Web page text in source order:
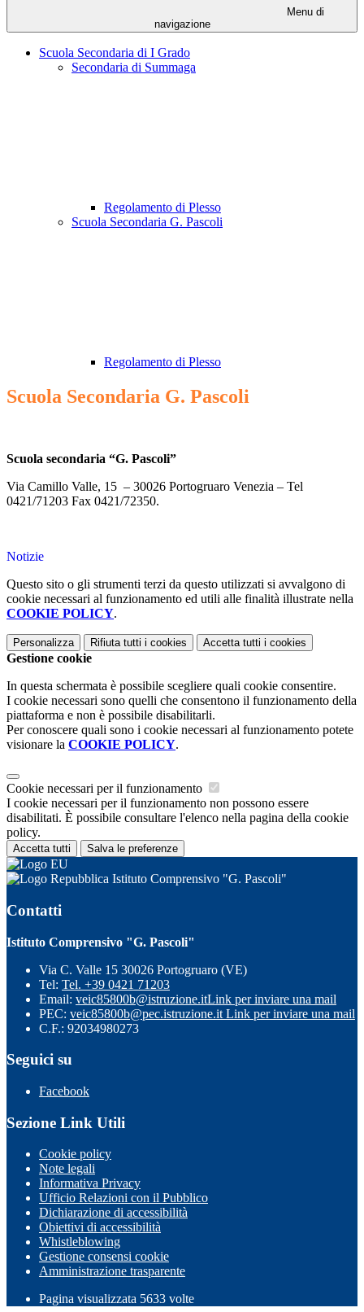
Menu di
navigazione
Scuola Secondaria di I Grado
Secondaria di Summaga
Regolamento di Plesso
Scuola Secondaria G. Pascoli
Regolamento di Plesso
Scuola Secondaria G. Pascoli
Scuola secondaria “G. Pascoli”
Via Camillo Valle, 15 – 30026 Portogruaro Venezia – Tel
0421/71203 Fax 0421/72350.
Notizie
Questo sito o gli strumenti terzi da questo utilizzati si avvalgono di
cookie necessari al funzionamento ed utili alle finalità illustrate nella
COOKIE POLICY.
Personalizza Rifiuta tutti i cookies Accetta tutti i cookies
Gestione cookie
In questa schermata è possibile scegliere quali cookie consentire.
I cookie necessari sono quelli che consentono il funzionamento della
piattaforma e non è possibile disabilitarli.
Per conoscere quali sono i cookie necessari al funzionamento potete
visionare la COOKIE POLICY.
Cookie necessari per il funzionamento
I cookie necessari per il funzionamento non possono essere
disabilitati. È possibile consultare l'elenco nella pagina della cookie
policy.
Accetta tutti Salva le preferenze
Istituto Comprensivo "G. Pascoli"
Contatti
Istituto Comprensivo "G. Pascoli"
Via C. Valle 15 30026 Portogruaro (VE)
Tel: Tel. +39 0421 71203
Email: veic85800b@istruzione.itLink per inviare una mail
PEC: veic85800b@pec.istruzione.it Link per inviare una mail
C.F.: 92034980273
Seguici su
Facebook
Sezione Link Utili
Cookie policy
Note legali
Informativa Privacy
Ufficio Relazioni con il Pubblico
Dichiarazione di accessibilità
Obiettivi di accessibilità
Whistleblowing
Gestione consensi cookie
Amministrazione trasparente
Pagina visualizzata 5633 volte